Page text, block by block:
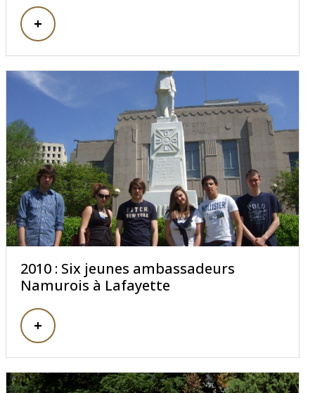
2010 : Six jeunes ambassadeurs
Namurois à Lafayette